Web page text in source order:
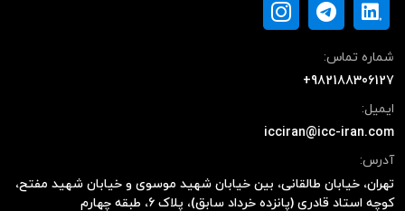
شماره تماس:
+982188306127
ایمیل:
icciran@icc-iran.com
آدرس:
تهران، خیابان طالقانی، بین خیابان شهید موسوی و خیابان شهید مفتح،
کوچه استاد قادری (پانزده خرداد سابق)، پلاک ۶، طبقه چهارم